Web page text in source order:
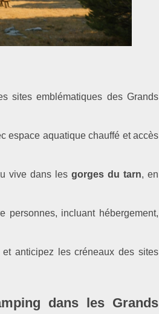
sites emblématiques des Grands
espace aquatique chauffé et accès
vive dans les gorges du tarn, en
incluant hébergement,
anticipez les créneaux des sites
dans les Grands